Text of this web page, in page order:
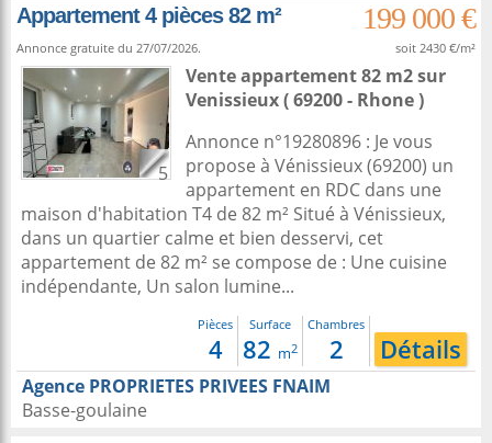
Appartement 4 pièces 82 m²
199 000 €
Annonce gratuite du 27/07/2026. soit 2430 €/m²
5
Vente appartement 82 m2sur
Venissieux( 69200 - Rhone )
Annonce n°19280896 : Je vous
propose à Vénissieux (69200) un
appartement en RDC dans une
maison d'habitation T4 de 82 m² Situé à Vénissieux,
dans un quartier calme et bien desservi, cet
appartement de 82 m² se compose de : Une cuisine
indépendante, Un salon lumine...
Pièces
4
Surface
82 m2
Chambres
2 Détails
Agence PROPRIETES PRIVEES FNAIM
Basse-goulaine